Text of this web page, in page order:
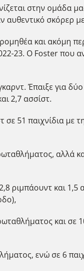
στην ομάδα
σκόρερ
και ακόμη
23. Ο Foster που
Έπαιξε για
2,7 ασσίστ.
51 παιχνίδια με
αλλά
ριμπάουντ και
και σε
ενώ σε 6